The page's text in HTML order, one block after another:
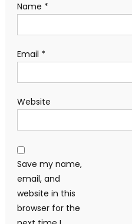
Name *
Email *
Website
Save my name,
email, and
website in this
browser for the